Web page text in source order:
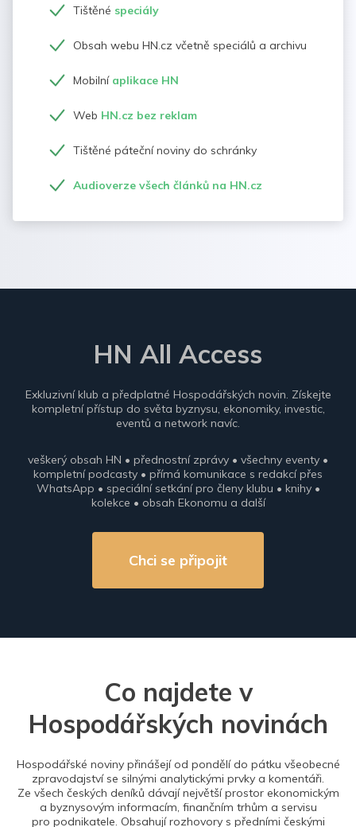
Tištěné speciály
Obsah webu HN.cz včetně speciálů a archivu
Mobilní aplikace HN
Web HN.cz bez reklam
Tištěné páteční noviny do schránky
Audioverze všech článků na HN.cz
HN All Access
Exkluzivní klub a předplatné Hospodářských novin. Získejte
kompletní přístup do světa byznysu, ekonomiky, investic,
eventů a network navíc.
veškerý obsah HN • přednostní zprávy • všechny eventy •
kompletní podcasty • přímá komunikace s redakcí přes
WhatsApp • speciální setkání pro členy klubu • knihy •
kolekce • obsah Ekonomu a další
Chci se připojit
Co najdete v
Hospodářských novinách
Hospodářské noviny přinášejí od pondělí do pátku všeobecné
zpravodajství se silnými analytickými prvky a komentáři.
Ze všech českých deníků dávají největší prostor ekonomickým
a byznysovým informacím, finančním trhům a servisu
pro podnikatele. Obsahují rozhovory s předními českými